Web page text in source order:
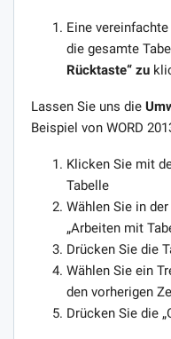
Eine
die gesamte
Rücktaste“ zu
Lassen Sie uns die
Beispiel von WORD
Klicken Sie mit
Tabelle
Wählen Sie in
„Arbeiten mit
Drücken Sie die
Wählen Sie ein
den vorherigen
Drücken Sie die